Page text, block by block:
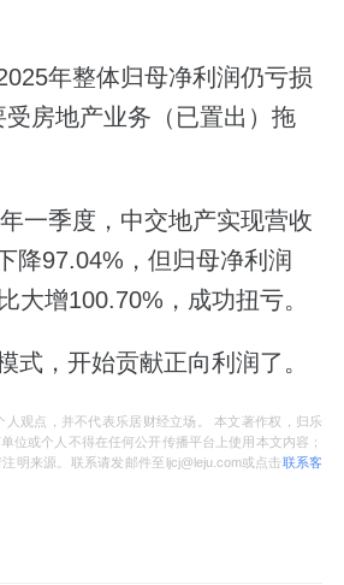
年整体归母净利润仍亏损
房地产业务（已置出）拖
一季度，中交地产实现营收
降97.04%，但归母净利润
大增100.70%，成功扭亏。
式，开始贡献正向利润了。
人观点，并不代表乐居财经立场。 本文著作权，归乐
位或个人不得在任何公开传播平台上使用本文内容；
明来源。联系请发邮件至ljcj@leju.com或点击联系客